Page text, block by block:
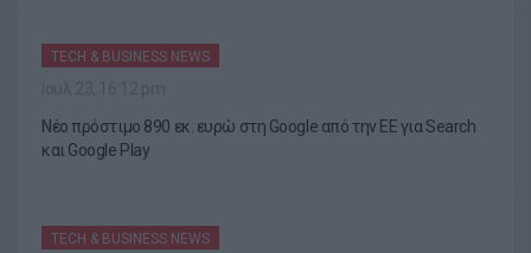
TECH & BUSINESS NEWS
Νέο πρόστιμο 890 εκ. ευρώ στη Google από την ΕΕ για Search
και Google Play
TECH & BUSINESS NEWS